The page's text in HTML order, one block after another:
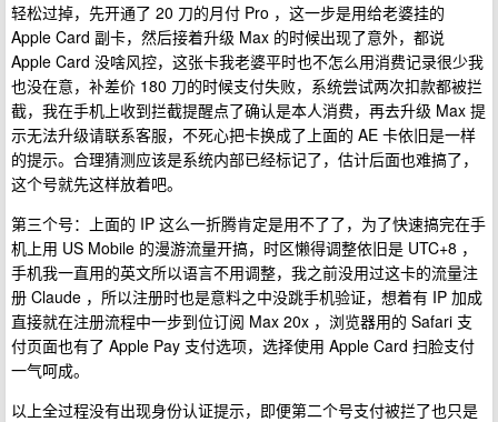
轻松过掉，先开通了 20 刀的月付 Pro ，这一步是用给老婆挂的
Apple Card 副卡，然后接着升级 Max 的时候出现了意外，都说
Apple Card 没啥风控，这张卡我老婆平时也不怎么用消费记录很少我
也没在意，补差价 180 刀的时候支付失败，系统尝试两次扣款都被拦
截，我在手机上收到拦截提醒点了确认是本人消费，再去升级 Max 提
示无法升级请联系客服，不死心把卡换成了上面的 AE 卡依旧是一样
的提示。合理猜测应该是系统内部已经标记了，估计后面也难搞了，
这个号就先这样放着吧。
第三个号：上面的 IP 这么一折腾肯定是用不了了，为了快速搞完在手
机上用 US Mobile 的漫游流量开搞，时区懒得调整依旧是 UTC+8 ，
手机我一直用的英文所以语言不用调整，我之前没用过这卡的流量注
册 Claude ，所以注册时也是意料之中没跳手机验证，想着有 IP 加成
直接就在注册流程中一步到位订阅 Max 20x ，浏览器用的 Safari 支
付页面也有了 Apple Pay 支付选项，选择使用 Apple Card 扫脸支付
一气呵成。
以上全过程没有出现身份认证提示，即便第二个号支付被拦了也只是